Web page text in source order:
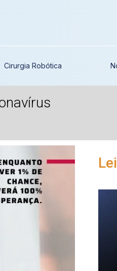
Cirurgia Robótica